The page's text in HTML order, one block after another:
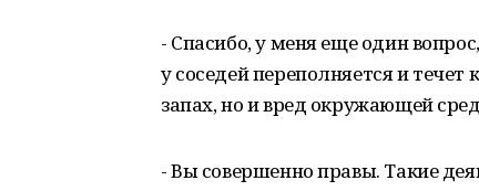
- Спасибо, у меня еще один
у соседей переполняется и
запах, но и вред окружающей
- Вы совершенно правы. Такие